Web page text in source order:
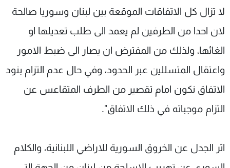
لا تزال كل الاتفاقات الموقعة بين لبنان وسوريا صالحة
لان احدا من الطرفين لم يعمد الى طلب تعديلها او
الغائها، ولذلك من المفترض ان يصار الى ضبط الامور
واعتقال المتسللين عبر الحدود، وفي حال عدم التزام بنود
الاتفاق نكون امام تقصير من الطرف المتقاعس عن
التزام موجباته في ذلك الاتفاق".
اثر الجدل عن الخروق السورية للاراضي اللبنانية، والكلام